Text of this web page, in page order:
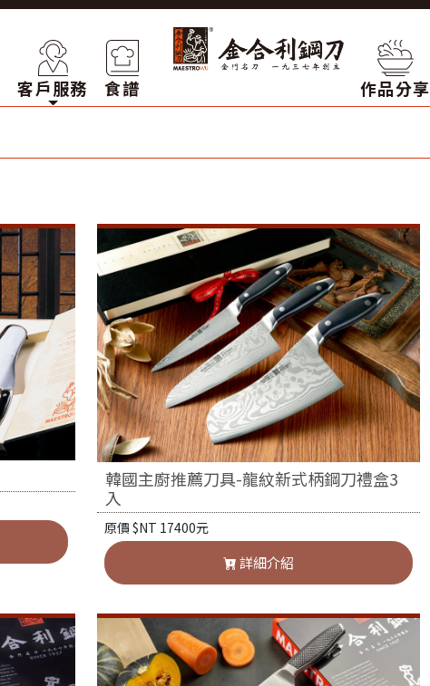
客戶服務 食譜 作品分享
韓國主廚推薦刀具-龍紋新式柄鋼刀禮盒3
入
原價 $NT 17400元
詳細介紹